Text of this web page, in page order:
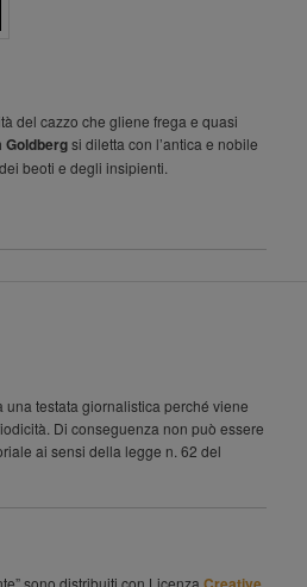
del cazzo che gliene frega e quasi
Goldbergsi diletta con l’antica e nobile
beoti e degli insipienti.
testata giornalistica perché viene
Di conseguenza non può essere
ai sensi della legge n. 62 del
sono distribuiti con Licenza